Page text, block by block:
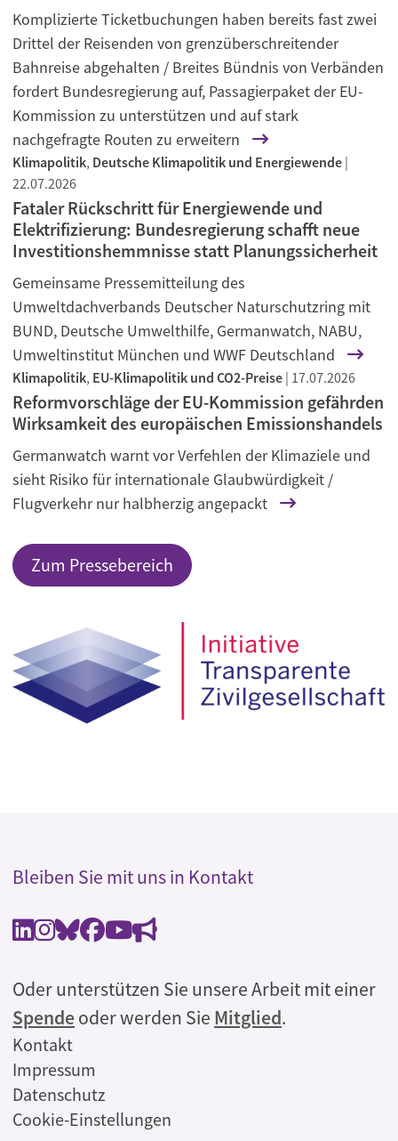
Komplizierte Ticketbuchungen haben bereits fast zwei
Drittel der Reisenden von grenzüberschreitender
Bahnreise abgehalten / Breites Bündnis von Verbänden
fordert Bundesregierung auf, Passagierpaket der EU-
Kommission zu unterstützen und auf stark
nachgefragte Routen zu erweitern
Klimapolitik, Deutsche Klimapolitik und Energiewende |
22.07.2026
Fataler Rückschritt für Energiewende und
Elektrifizierung: Bundesregierung schafft neue
Investitionshemmnisse statt Planungssicherheit
Gemeinsame Pressemitteilung des
Umweltdachverbands Deutscher Naturschutzring mit
BUND, Deutsche Umwelthilfe, Germanwatch, NABU,
Umweltinstitut München und WWF Deutschland
Klimapolitik, EU-Klimapolitik und CO2-Preise | 17.07.2026
Reformvorschläge der EU-Kommission gefährden
Wirksamkeit des europäischen Emissionshandels
Germanwatch warnt vor Verfehlen der Klimaziele und
sieht Risiko für internationale Glaubwürdigkeit /
Flugverkehr nur halbherzig angepackt
Zum Pressebereich
Bleiben Sie mit uns in Kontakt
Oder unterstützen Sie unsere Arbeit mit einer
Spendeoder werden Sie Mitglied.
Rechtliches
Kontakt
Impressum
Datenschutz
Cookie-Einstellungen